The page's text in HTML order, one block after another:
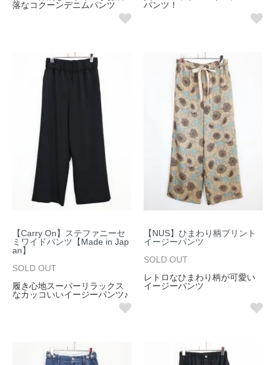
落なコクーンデニムパンツ
パンツ！
【Carry On】ステファニーセ
ミワイドパンツ【Made in Jap
an】
SOLD OUT
履き心地スーパーリラックス
なカッコいいイージーパンツ♪
【NUS】ひまわり柄プリント
イージーパンツ
SOLD OUT
レトロなひまわり柄が可愛い
イージーパンツ